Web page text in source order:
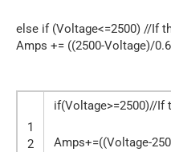
else if (Voltage<=2500) //If
Amps += ((2500-Voltage)/
1
2
if(Voltage>=2500)//If
Amps+=((Voltage-